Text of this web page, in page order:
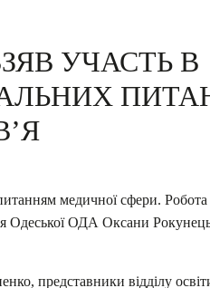
УЧАСТЬ В
медичної сфери. Робота
Одеської ОДА Оксани
представники відділу